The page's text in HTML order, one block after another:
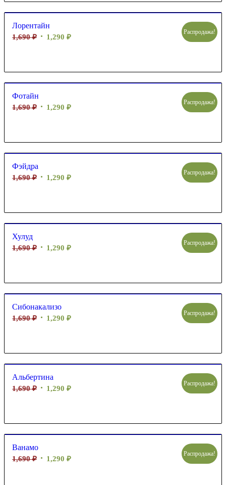
Лорентайн
1,690₽ 1,290 ₽
Распродажа!
Фотайн
1,690₽ 1,290 ₽
Распродажа!
Фэйдра
1,690₽ 1,290 ₽
Распродажа!
Хулуд
1,690₽ 1,290 ₽
Распродажа!
Сибонакализо
1,690₽ 1,290 ₽
Распродажа!
Альбертина
1,690₽ 1,290 ₽
Распродажа!
Ванамо
1,690₽ 1,290 ₽
Распродажа!